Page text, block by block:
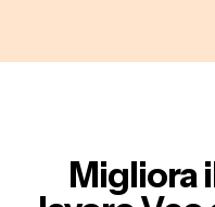
Migliora